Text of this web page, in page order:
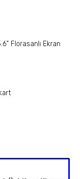
Florasanlı Ekran